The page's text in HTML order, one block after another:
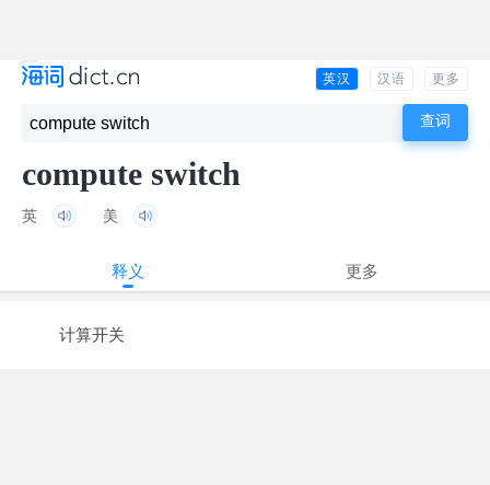
英汉 汉语 更多
compute switch
英 美
释义 更多
计算开关